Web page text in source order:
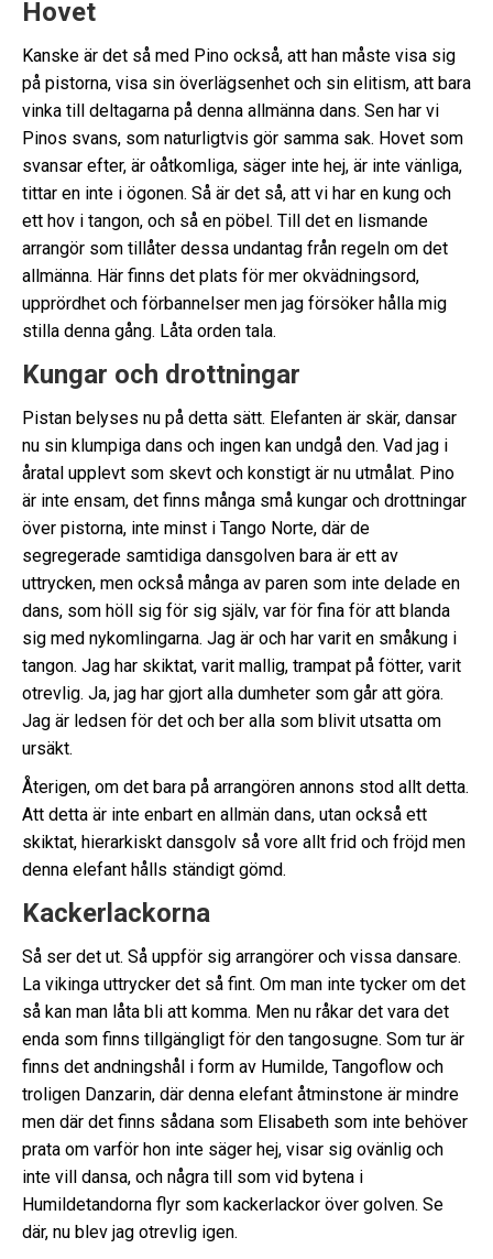
Hovet
Kanske är det så med Pino också, att han måste visa sig
på pistorna, visa sin överlägsenhet och sin elitism, att bara
vinka till deltagarna på denna allmänna dans. Sen har vi
Pinos svans, som naturligtvis gör samma sak. Hovet som
svansar efter, är oåtkomliga, säger inte hej, är inte vänliga,
tittar en inte i ögonen. Så är det så, att vi har en kung och
ett hov i tangon, och så en pöbel. Till det en lismande
arrangör som tillåter dessa undantag från regeln om det
allmänna. Här finns det plats för mer okvädningsord,
upprördhet och förbannelser men jag försöker hålla mig
stilla denna gång. Låta orden tala.
Kungar och drottningar
Pistan belyses nu på detta sätt. Elefanten är skär, dansar
nu sin klumpiga dans och ingen kan undgå den. Vad jag i
åratal upplevt som skevt och konstigt är nu utmålat. Pino
är inte ensam, det finns många små kungar och drottningar
över pistorna, inte minst i Tango Norte, där de
segregerade samtidiga dansgolven bara är ett av
uttrycken, men också många av paren som inte delade en
dans, som höll sig för sig själv, var för fina för att blanda
sig med nykomlingarna. Jag är och har varit en småkung i
tangon. Jag har skiktat, varit mallig, trampat på fötter, varit
otrevlig. Ja, jag har gjort alla dumheter som går att göra.
Jag är ledsen för det och ber alla som blivit utsatta om
ursäkt.
Återigen, om det bara på arrangören annons stod allt detta.
Att detta är inte enbart en allmän dans, utan också ett
skiktat, hierarkiskt dansgolv så vore allt frid och fröjd men
denna elefant hålls ständigt gömd.
Kackerlackorna
Så ser det ut. Så uppför sig arrangörer och vissa dansare.
La vikinga uttrycker det så fint. Om man inte tycker om det
så kan man låta bli att komma. Men nu råkar det vara det
enda som finns tillgängligt för den tangosugne. Som tur är
finns det andningshål i form av Humilde, Tangoflow och
troligen Danzarin, där denna elefant åtminstone är mindre
men där det finns sådana som Elisabeth som inte behöver
prata om varför hon inte säger hej, visar sig ovänlig och
inte vill dansa, och några till som vid bytena i
Humildetandorna flyr som kackerlackor över golven. Se
där, nu blev jag otrevlig igen.